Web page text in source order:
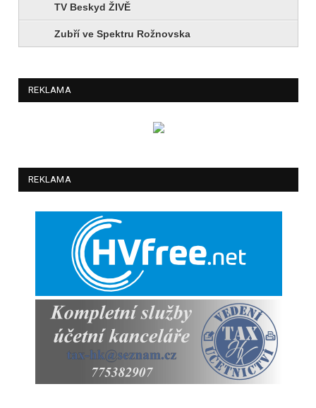
TV Beskyd ŽIVĚ
Zubří ve Spektru Rožnovska
REKLAMA
REKLAMA